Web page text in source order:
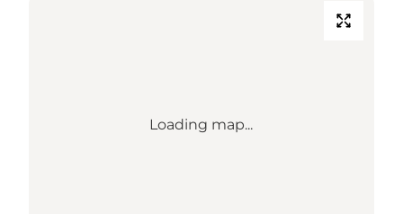
Loading map...